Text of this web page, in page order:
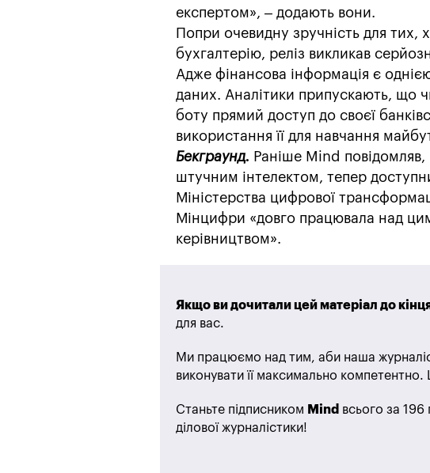
експертом», – додають вони.
Попри очевидну зручність для
бухгалтерію, реліз викликав
Адже фінансова інформація є
даних. Аналітики припускають, що
боту прямий доступ до своєї
використання її для навчання
Бекграунд. Раніше Mind
штучним інтелектом, тепер
Міністерства цифрової
Мінцифри «довго працювала над
керівництвом».
Якщо ви дочитали цей матеріал до
для вас.
Ми працюємо над тим, аби наша
виконувати її максимально компетентно.
Станьте підписником Mind всього за 196
ділової журналістики!